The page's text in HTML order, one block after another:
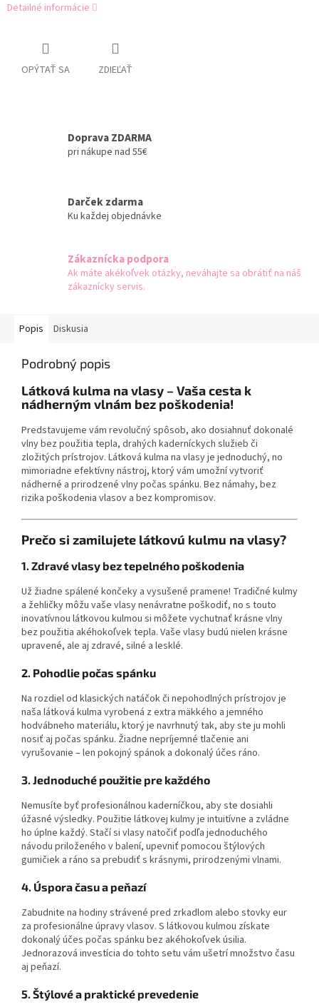
Detailné informácie
OPÝTAŤ SA ZDIEĽAŤ
Doprava ZDARMA
pri nákupe nad 55€
Darček zdarma
Ku každej objednávke
Zákaznícka podpora
Ak máte akékoľvek otázky, neváhajte sa obrátiť na náš
zákaznícky servis.
Popis Diskusia
Podrobný popis
Látková kulma na vlasy – Vaša cesta k
nádherným vlnám bez poškodenia!
Predstavujeme vám revolučný spôsob, ako dosiahnuť dokonalé
vlny bez použitia tepla, drahých kaderníckych služieb či
zložitých prístrojov. Látková kulma na vlasy je jednoduchý, no
mimoriadne efektívny nástroj, ktorý vám umožní vytvoriť
nádherné a prirodzené vlny počas spánku. Bez námahy, bez
rizika poškodenia vlasov a bez kompromisov.
Prečo si zamilujete látkovú kulmu na vlasy?
1. Zdravé vlasy bez tepelného poškodenia
Už žiadne spálené končeky a vysušené pramene! Tradičné kulmy
a žehličky môžu vaše vlasy nenávratne poškodiť, no s touto
inovatívnou látkovou kulmou si môžete vychutnať krásne vlny
bez použitia akéhokoľvek tepla. Vaše vlasy budú nielen krásne
upravené, ale aj zdravé, silné a lesklé.
2. Pohodlie počas spánku
Na rozdiel od klasických natáčok či nepohodlných prístrojov je
naša látková kulma vyrobená z extra mäkkého a jemného
hodvábneho materiálu, ktorý je navrhnutý tak, aby ste ju mohli
nosiť aj počas spánku. Žiadne nepríjemné tlačenie ani
vyrušovanie – len pokojný spánok a dokonalý účes ráno.
3. Jednoduché použitie pre každého
Nemusíte byť profesionálnou kaderníčkou, aby ste dosiahli
úžasné výsledky. Použitie látkovej kulmy je intuitívne a zvládne
ho úplne každý. Stačí si vlasy natočiť podľa jednoduchého
návodu priloženého v balení, upevniť pomocou štýlových
gumičiek a ráno sa prebudiť s krásnymi, prirodzenými vlnami.
4. Úspora času a peňazí
Zabudnite na hodiny strávené pred zrkadlom alebo stovky eur
za profesionálne úpravy vlasov. S látkovou kulmou získate
dokonalý účes počas spánku bez akéhokoľvek úsilia.
Jednorazová investícia do tohto setu vám ušetrí množstvo času
aj peňazí.
5. Štýlové a praktické prevedenie